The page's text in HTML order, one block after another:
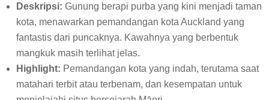
Deskripsi: Gunung berapi purba yang kini menjadi taman
kota, menawarkan pemandangan kota Auckland yang
fantastis dari puncaknya. Kawahnya yang berbentuk
mangkuk masih terlihat jelas.
Highlight: Pemandangan kota yang indah, terutama saat
matahari terbit atau terbenam, dan kesempatan untuk